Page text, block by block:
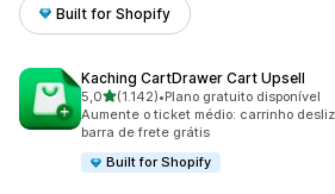
Built for Shopify
Kaching CartDrawer Cart Upsell
5,0de 5 estrelas
(1.142)
1142 avaliações ao todo
•Plano gratuito disponível
Aumente o ticket médio: carrinho
barra de frete grátis
Built for Shopify